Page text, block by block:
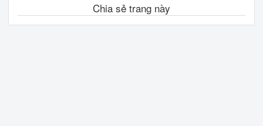
Chia sẻ trang này